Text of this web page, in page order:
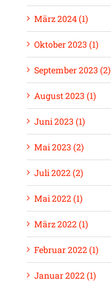
März 2024 (1)
Oktober 2023 (1)
September 2023 (2)
August 2023 (1)
Juni 2023 (1)
Mai 2023 (2)
Juli 2022 (2)
Mai 2022 (1)
März 2022 (1)
Februar 2022 (1)
Januar 2022 (1)